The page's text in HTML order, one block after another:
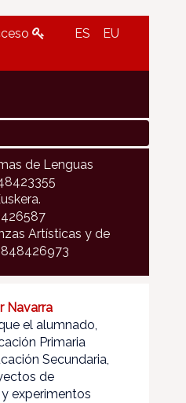
ES EU
de Lenguas
Artísticas y de
848426973
Navarra
el alumnado,
Primaria
Secundaria,
de
experimentos